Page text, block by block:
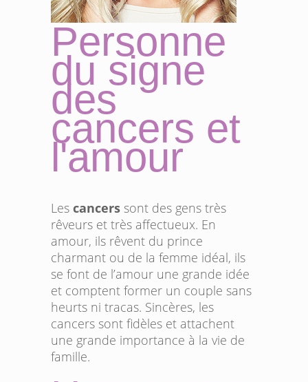
Personne
du signe
des
cancers et
l'amour
Les cancers sont des gens très
rêveurs et très affectueux. En
amour, ils rêvent du prince
charmant ou de la femme idéal, ils
se font de l’amour une grande idée
et comptent former un couple sans
heurts ni tracas. Sincères, les
cancers sont fidèles et attachent
une grande importance à la vie de
famille.